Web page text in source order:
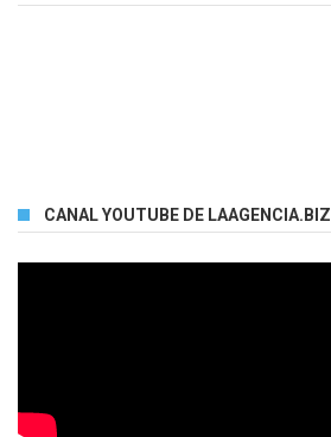
CANAL YOUTUBE DE LAAGENCIA.BIZ